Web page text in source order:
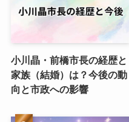
小川晶・前橋市長の経歴と
家族（結婚）は？今後の動
向と市政への影響